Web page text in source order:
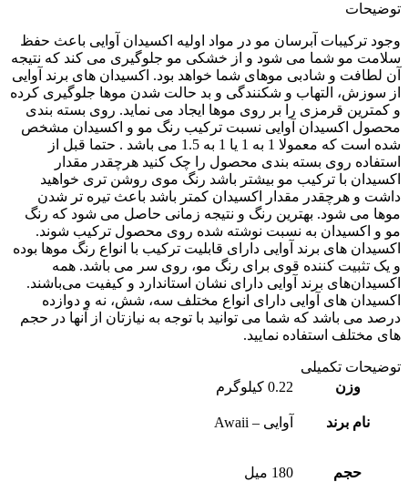
ترکیبات آبرسان مو در مواد اولیه اکسیدان آوایی باعث حفظ
مو شما می شود و از خشکی مو جلوگیری می کند که نتیجه
و شادبی موهای شما خواهد بود. اکسیدان های برند آوایی
التهاب و شکنندگی و بد حالت شدن موها جلوگیری کرده
قرمزی را بر روی موها ایجاد می نماید. روی بسته بندی
اکسیدان آوایی نسبت ترکیب رنگ مو و اکسیدان مشخص
شده است که معمولا 1 به 1 یا 1 به 1.5 می باشد . حتما قبل از
روی بسته بندی محصول را چک کنید هرچقدر مقدار
با ترکیب مو بیشتر باشد رنگ موی روشن تری خواهید
و هرچقدر مقدار اکسیدان کمتر باشد باعث تیره تر شدن
می شود. بهترین رنگ و نتیجه زمانی حاصل می شود که رنگ
و اکسیدان به نسبت نوشته شده روی محصول ترکیب شوند.
های برند آوایی دارای قابلیت ترکیب با انواع رنگ موها بوده
تثبیت کننده قوی برای رنگ مو، روی سر می باشد. همه
برند آوایی دارای نشان استاندارد و کیفیت می‌باشند.
های آوایی دارای انواع مختلف سه، شش، نه و دوازده
می باشد که شما می توانید با توجه به نیازتان از آنها در حجم
مختلف استفاده نمایید.
تکمیلی
وزن
0.22 کیلوگرم
نام برند آوایی – Awaii
حجم